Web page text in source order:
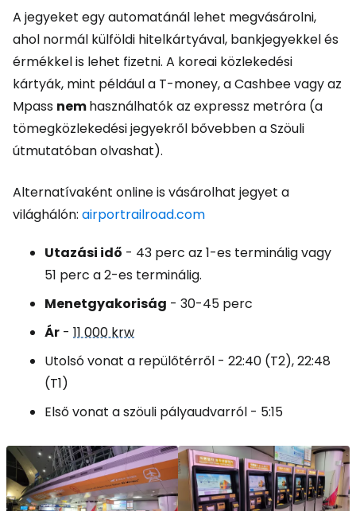
A jegyeket egy automatánál lehet megvásárolni,
ahol normál külföldi hitelkártyával, bankjegyekkel és
érmékkel is lehet fizetni. A koreai közlekedési
kártyák, mint például a T-money, a Cashbee vagy az
Mpass nemhasználhatók az expressz metróra (a
tömegközlekedési jegyekről bővebben a Szöuli
útmutatóban olvashat).
Alternatívaként online is vásárolhat jegyet a
világhálón: airportrailroad.com
Utazási idő - 43 perc az 1-es terminálig vagy
51 perc a 2-es terminálig.
Menetgyakoriság - 30-45 perc
Ár - 11 000 krw
Utolsó vonat a repülőtérről - 22:40 (T2), 22:48
(T1)
Első vonat a szöuli pályaudvarról - 5:15